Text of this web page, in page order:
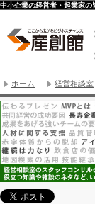
中小企業の経営者・起業家
ホーム 経営相談室